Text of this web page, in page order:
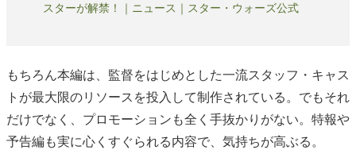
スターが解禁！｜ニュース｜スター・ウォーズ公式
もちろん本編は、監督をはじめとした一流スタッフ・キャス
トが最大限のリソースを投入して制作されている。でもそれ
だけでなく、プロモーションも全く手抜かりがない。特報や
予告編も実に心くすぐられる内容で、気持ちが高ぶる。